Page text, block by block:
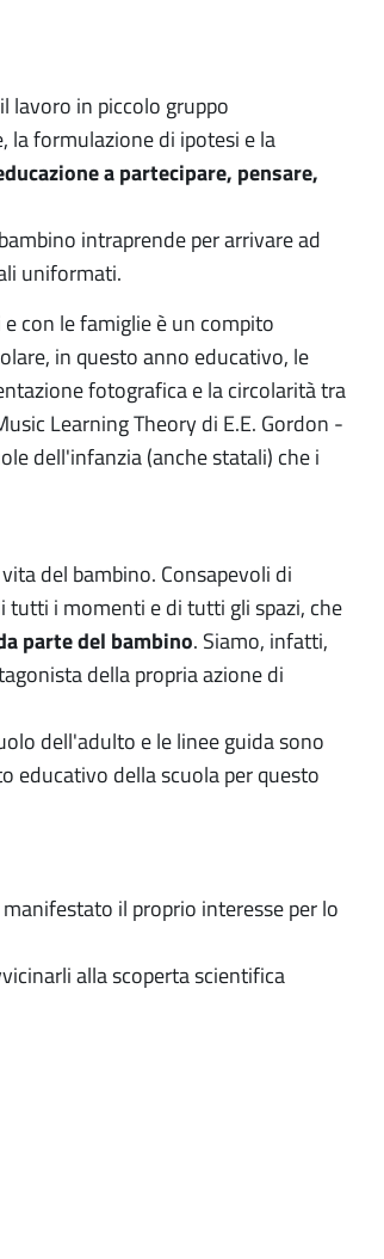
lavoro in piccolo gruppo
la formulazione di ipotesi e la
a partecipare, pensare,
intraprende per arrivare ad
uniformati.
con le famiglie è un compito
in questo anno educativo, le
fotografica e la circolarità tra
Learning Theory di E.E. Gordon -
dell'infanzia (anche statali) che i
del bambino. Consapevoli di
tutti i momenti e di tutti gli spazi, che
parte del bambino. Siamo, infatti,
della propria azione di
dell'adulto e le linee guida sono
educativo della scuola per questo
il proprio interesse per lo
alla scoperta scientifica